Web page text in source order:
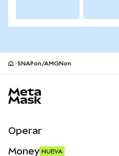
SNAPon/AMGNon
Operar
Money NUEVA